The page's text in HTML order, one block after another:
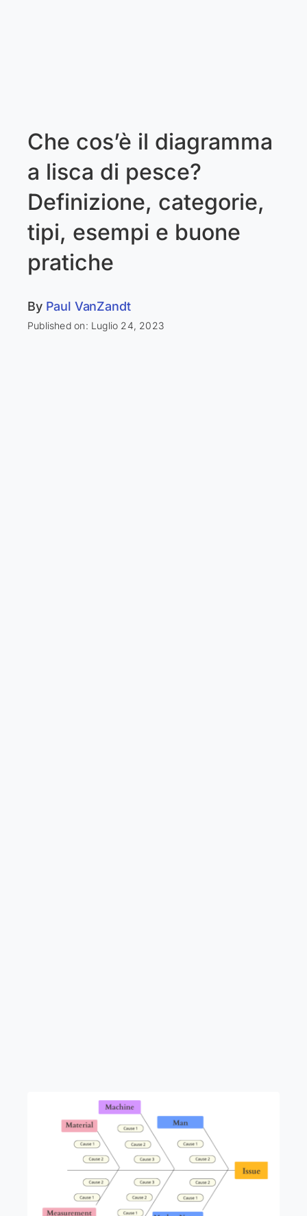
Che cos’è il diagramma
a lisca di pesce?
Definizione, categorie,
tipi, esempi e buone
pratiche
By Paul VanZandt
Published on: Luglio 24, 2023